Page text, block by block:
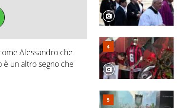
Alessandro che
è un altro segno che